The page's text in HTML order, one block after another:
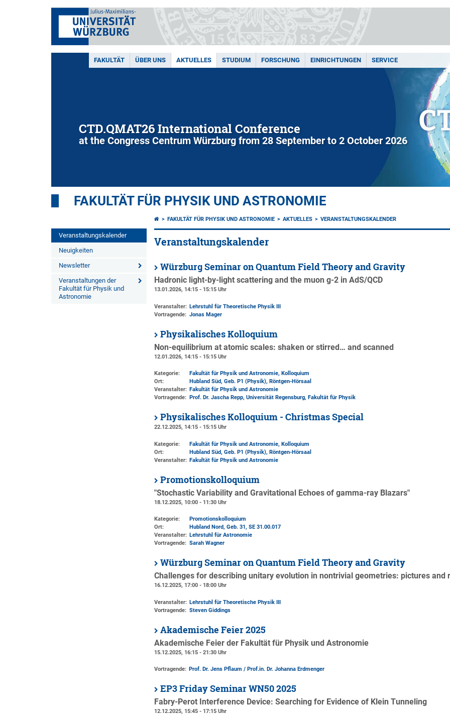
FAKULTÄT ÜBER UNS AKTUELLES STUDIUM FORSCHUNG EINRICHTUNGEN SERVICE
CTD.QMAT26 International Conference
at the Congress Centrum Würzburg from 28 September to 2 October 2026
FAKULTÄT FÜR PHYSIK UND ASTRONOMIE
Veranstaltungskalender
Neuigkeiten
Newsletter
Veranstaltungen der
Fakultät für Physik und
Astronomie
FAKULTÄT FÜR PHYSIK UND ASTRONOMIE AKTUELLES VERANSTALTUNGSKALENDER
Veranstaltungskalender
Würzburg Seminar on Quantum Field Theory and Gravity
Hadronic light-by-light scattering and the muon g-2 in AdS/QCD
13.01.2026, 14:15 - 15:15 Uhr
Veranstalter: Lehrstuhl für Theoretische Physik III
Vortragende: Jonas Mager
Physikalisches Kolloquium
Non-equilibrium at atomic scales: shaken or stirred… and scanned
12.01.2026, 14:15 - 15:15 Uhr
Kategorie:
Fakultät für Physik und Astronomie, Kolloquium
Ort:
Hubland Süd, Geb. P1 (Physik), Röntgen-Hörsaal
Veranstalter: Fakultät für Physik und Astronomie
Vortragende: Prof. Dr. Jascha Repp, Universität Regensburg, Fakultät für Physik
Physikalisches Kolloquium - Christmas Special
22.12.2025, 14:15 - 15:15 Uhr
Kategorie:
Fakultät für Physik und Astronomie, Kolloquium
Ort:
Hubland Süd, Geb. P1 (Physik), Röntgen-Hörsaal
Veranstalter: Fakultät für Physik und Astronomie
Promotionskolloquium
"Stochastic Variability and Gravitational Echoes of gamma-ray Blazars"
18.12.2025, 10:00 - 11:30 Uhr
Kategorie:
Promotionskolloquium
Ort:
Hubland Nord, Geb. 31, SE 31.00.017
Veranstalter: Lehrstuhl für Astronomie
Vortragende: Sarah Wagner
Würzburg Seminar on Quantum Field Theory and Gravity
Challenges for describing unitary evolution in nontrivial geometries: pictures and
16.12.2025, 17:00 - 18:00 Uhr
Veranstalter: Lehrstuhl für Theoretische Physik III
Vortragende: Steven Giddings
Akademische Feier 2025
Akademische Feier der Fakultät für Physik und Astronomie
15.12.2025, 16:15 - 21:30 Uhr
Vortragende: Prof. Dr. Jens Pflaum / Prof.in. Dr. Johanna Erdmenger
EP3 Friday Seminar WN50 2025
Fabry-Perot Interference Device: Searching for Evidence of Klein Tunneling
12.12.2025, 15:45 - 17:15 Uhr